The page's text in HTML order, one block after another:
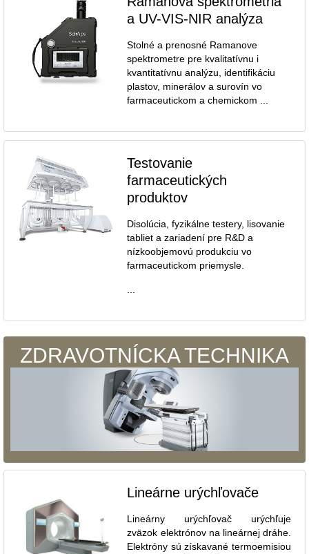
a UV-VIS-NIR analýza
Stolné a prenosné Ramanove
spektrometre pre kvalitatívnu i
kvantitatívnu analýzu, identifikáciu
plastov, minerálov a surovín vo
farmaceutickom a chemickom ...
Testovanie
farmaceutických
produktov
Disolúcia, fyzikálne testery, lisovanie
tabliet a zariadení pre R&D a
nízkoobjemovú produkciu vo
farmaceutickom priemysle.
...
ZDRAVOTNÍCKA TECHNIKA
Lineárne urýchľovače
Lineárny urýchľovač urýchľuje
zväzok elektrónov na lineárnej dráhe.
Elektróny sú získavané termoemisiou